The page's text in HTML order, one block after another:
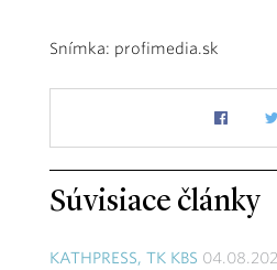
Snímka: profimedia.sk
Súvisiace články
KATHPRESS, TK KBS